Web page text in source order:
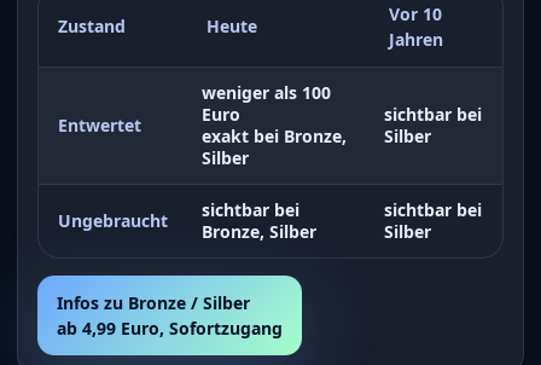
Zustand Heute
Vor 10
Jahren
Entwertet
weniger als 100
Euro
exakt bei Bronze,
Silber
sichtbar bei
Silber
Ungebraucht
sichtbar bei
Bronze, Silber
sichtbar bei
Silber
Infos zu Bronze / Silber
ab 4,99 Euro, Sofortzugang